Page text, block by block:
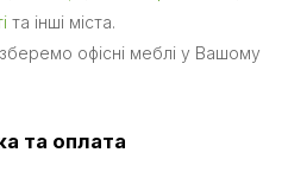
та інші міста.
офісні меблі у Вашому
та оплата